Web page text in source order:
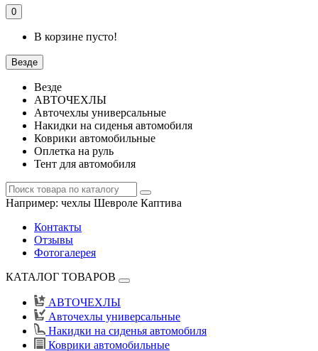
0
В корзине пусто!
Везде
Везде
АВТОЧЕХЛЫ
Авточехлы универсальные
Накидки на сиденья автомобиля
Коврики автомобильные
Оплетка на руль
Тент для автомобиля
Например: чехлы Шевроле Каптива
Контакты
Отзывы
Фотогалерея
КАТАЛОГ ТОВАРОВ
АВТОЧЕХЛЫ
Авточехлы универсальные
Накидки на сиденья автомобиля
Коврики автомобильные